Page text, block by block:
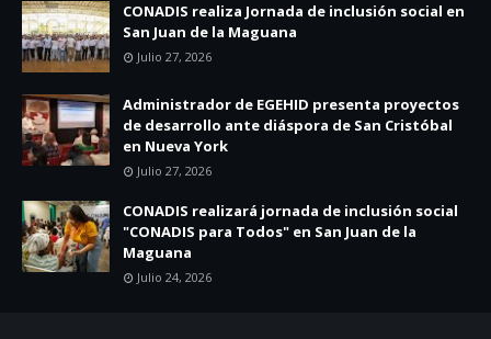
CONADIS realiza Jornada de inclusión social en
San Juan de la Maguana
Julio 27, 2026
Administrador de EGEHID presenta proyectos
de desarrollo ante diáspora de San Cristóbal
en Nueva York
Julio 27, 2026
CONADIS realizará jornada de inclusión social
"CONADIS para Todos" en San Juan de la
Maguana
Julio 24, 2026